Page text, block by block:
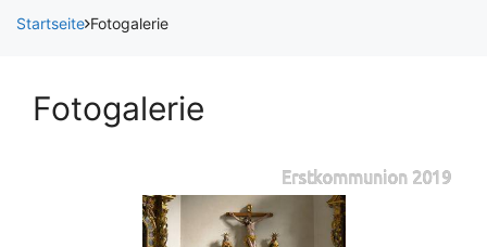
Startseite Fotogalerie
Fotogalerie
Erstkommunion 2019